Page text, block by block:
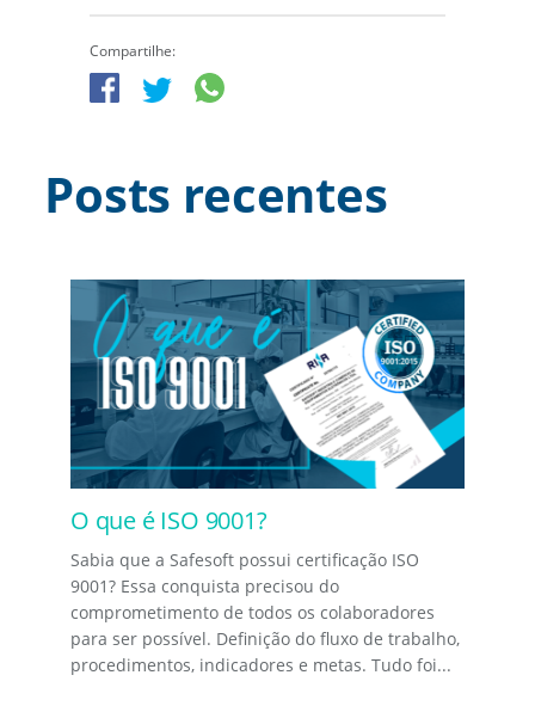
Compartilhe:
Posts recentes
O que é ISO 9001?
Sabia que a Safesoft possui certificação ISO
9001? Essa conquista precisou do
comprometimento de todos os colaboradores
para ser possível. Definição do fluxo de trabalho,
procedimentos, indicadores e metas. Tudo foi...